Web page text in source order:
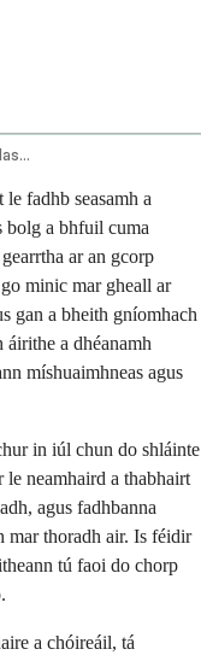
How To Get Rid Of Hourglass Syndrome
fadhb seasamh a
bolg a bhfuil cuma
ar an gcorp
minic mar gheall ar
gan a bheith gníomhach
áirithe a dhéanamh
míshuaimhneas agus
in iúl chun do shláinte
neamhaird a thabhairt
agus fadhbanna
mar thoradh air. Is féidir
tú faoi do chorp
a chóireáil, tá